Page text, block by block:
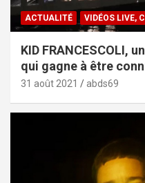
ACTUALITÉ VIDÉOS LIVE,
KID FRANCESCOLI,
qui gagne à être
31 août 2021 abds69